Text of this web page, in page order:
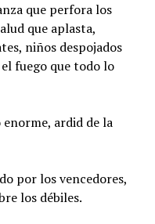
que perfora los
que aplasta,
niños despojados
fuego que todo lo
ardid de la
por los vencedores,
los débiles.